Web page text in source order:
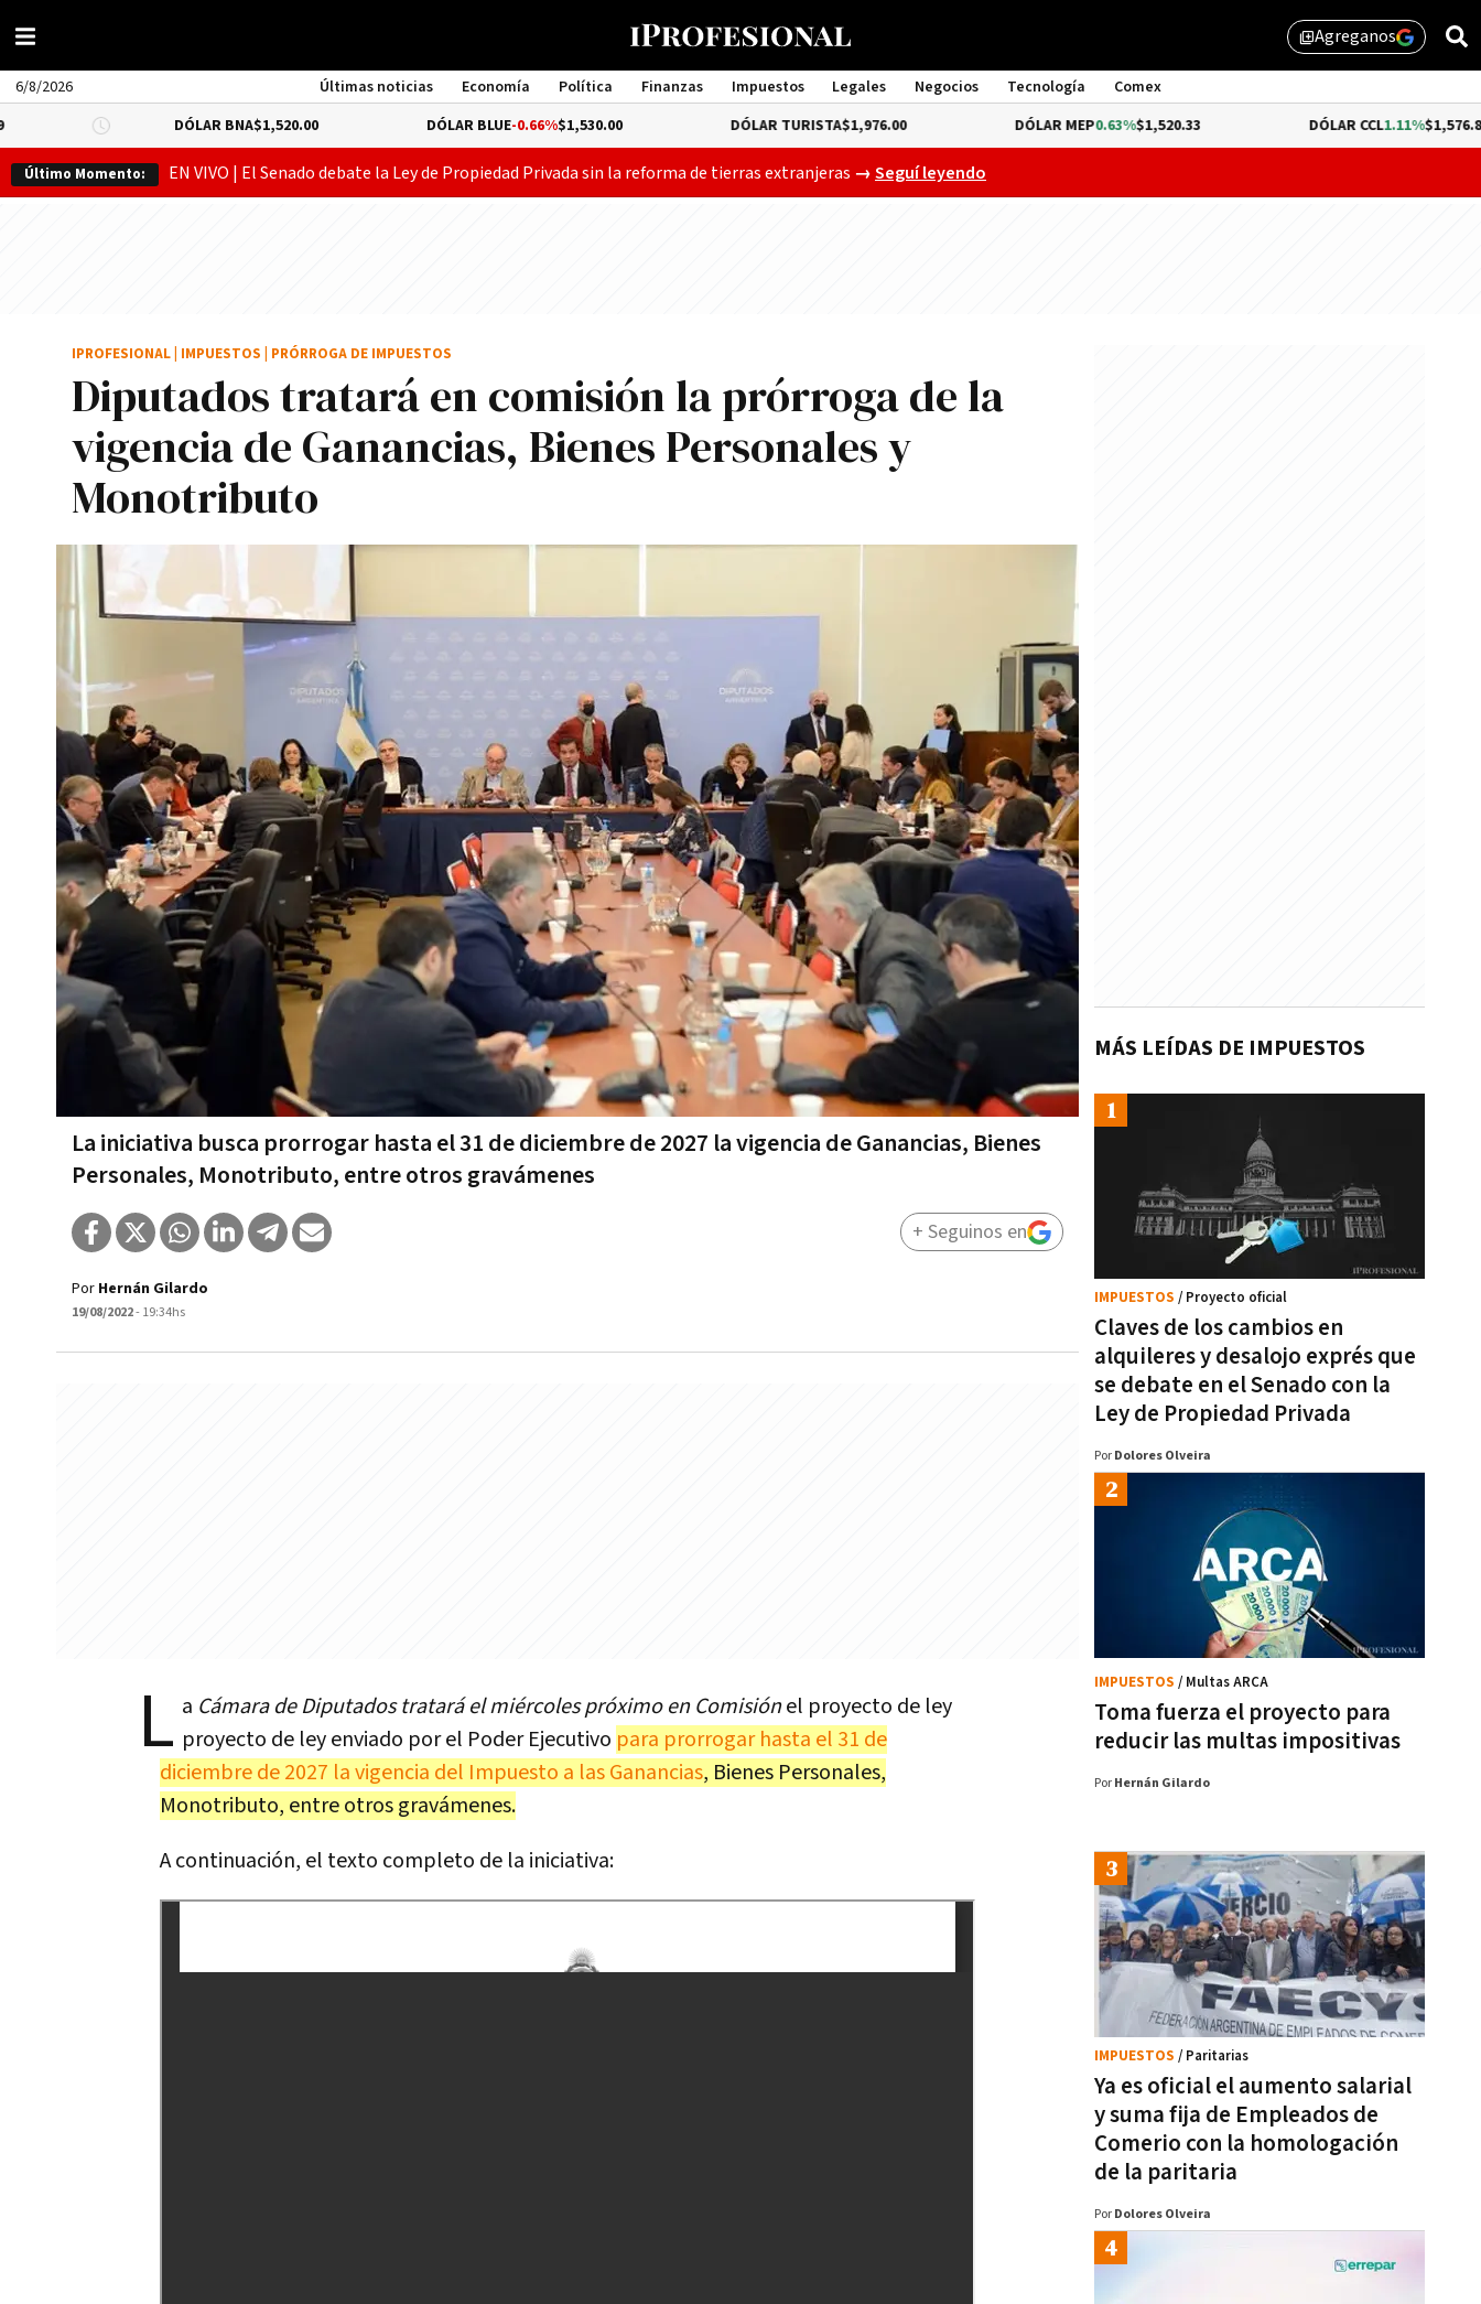
library_addAgreganos
6/8/2026 Últimas noticias Economía Política Finanzas Impuestos Legales Negocios Tecnología
Comex
Management
DÓLAR BNA$1,520.00 DÓLAR BLUE-0.66%$1,530.00 DÓLAR TURISTA$1,976.00 DÓLAR MEP0.63%$1,520.33 DÓLAR CCL1.11%$1,576.87
Último Momento: EN VIVO | El Senado debate la Ley de Propiedad Privada sin la reforma de tierras extranjeras Gobierno busca aprobar lo que queda de "propiedad privada" y evitar un
→Seguí leyendo
Diputados tratará en comisión la prórroga de la
vigencia de Ganancias, Bienes Personales y
Monotributo
La iniciativa busca prorrogar hasta el 31 de diciembre de 2027 la vigencia de Ganancias, Bienes
Personales, Monotributo, entre otros gravámenes
IPROFESIONAL IMPUESTOS PRÓRROGA DE IMPUESTOS
Por Hernán Gilardo
19/08/2022- 19:34hs
+ Seguinos en
L a Cámara de Diputados tratará el miércoles próximo en Comisiónel proyecto de ley
proyecto de ley enviado por el Poder Ejecutivo para prorrogar hasta el 31 de
diciembre de 2027 la vigencia del Impuesto a las Ganancias, Bienes Personales,
Monotributo, entre otros gravámenes.
A continuación, el texto completo de la iniciativa:
MÁS LEÍDAS DE IMPUESTOS
Claves de los cambios en
alquileres y desalojo exprés que
se debate en el Senado con la
Ley de Propiedad Privada
IMPUESTOS / Proyecto oficial
Por Dolores Olveira
Toma fuerza el proyecto para
reducir las multas impositivas
IMPUESTOS / Multas ARCA
Por Hernán Gilardo
Ya es oficial el aumento salarial
y suma fija de Empleados de
Comerio con la homologación
de la paritaria
IMPUESTOS / Paritarias
Por Dolores Olveira